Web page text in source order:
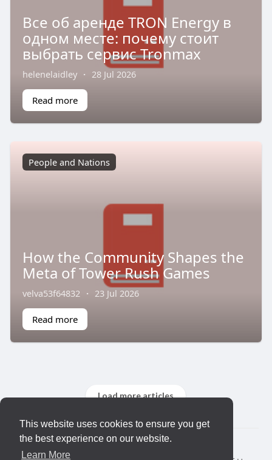
This website uses cookies to ensure you get
the best experience on our website.
Learn More
Все об аренде TRON Energy в
одном месте: почему стоит
выбрать сервис Tronmax
helenelaidley · 28 Jul 2026
Read more
People and Nations
How the Community Shapes the
Meta of Tower Rush Games
velva53f64832 · 23 Jul 2026
Read more
Load more articles
© 2026 KLYQ